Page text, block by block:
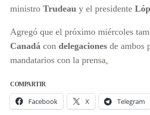
ministro Trudeau y el presidente
Agregó que el próximo miércoles
Canadá con delegaciones de ambos
mandatarios con la prensa.
COMPARTIR
Facebook X Telegram